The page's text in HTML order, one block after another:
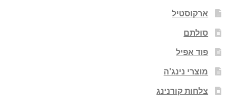
ארקוסטיל
סולתם
פוד אפיל
מוצרי נינג'ה
צלחות קורנינג